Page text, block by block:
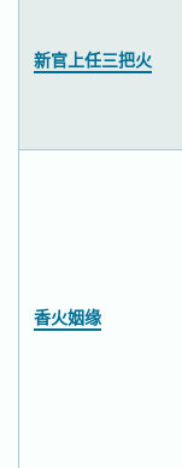
新官上任三把火
香火姻缘